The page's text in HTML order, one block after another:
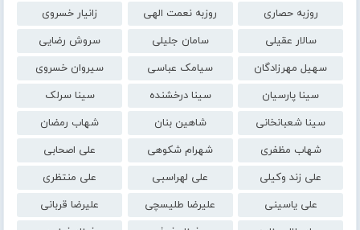
روزبه حصاری
روزبه نعمت الهی
زانیار خسروی
سالار عقیلی
سامان جلیلی
سروش رضایی
سهیل مهرزادگان
سیامک عباسی
سیروان خسروی
سینا پارسیان
سینا درخشنده
سینا سرلک
سینا شعبانخانی
شاهین بنان
شهاب رمضان
شهاب مظفری
شهرام شکوهی
علی اصحابی
علی زند وکیلی
علی لهراسبی
علی منتظری
علی یاسینی
علیرضا طلیسچی
علیرضا قربانی